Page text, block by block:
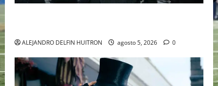
ALEJANDRO DELFIN HUITRON agosto 5, 2026 0